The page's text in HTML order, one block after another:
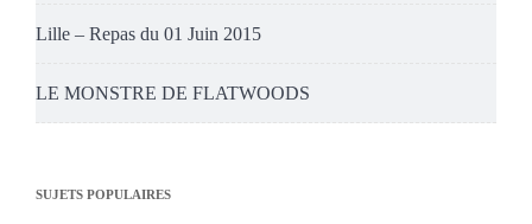
Lille – Repas du 01 Juin 2015
LE MONSTRE DE FLATWOODS
SUJETS POPULAIRES